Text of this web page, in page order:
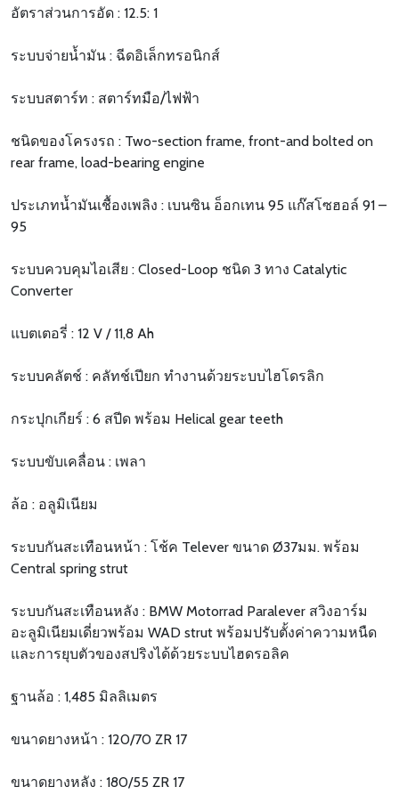
อัตราส่วนการอัด : 12.5: 1
ระบบจ่ายน้ำมัน : ฉีดอิเล็กทรอนิกส์
ระบบสตาร์ท : สตาร์ทมือ/ไฟฟ้า
ชนิดของโครงรถ : Two-section frame, front-and bolted on
rear frame, load-bearing engine
ประเภทน้ำมันเชื้องเพลิง : เบนซิน อ็อกเทน 95 แก๊สโซฮอล์ 91 –
95
ระบบควบคุมไอเสีย : Closed-Loop ชนิด 3 ทาง Catalytic
Converter
แบตเตอรี่ : 12 V / 11,8 Ah
ระบบคลัตช์ : คลัทช์เปียก ทำงานด้วยระบบไฮโดรลิก
กระปุกเกียร์ : 6 สปีด พร้อม Helical gear teeth
ระบบขับเคลื่อน : เพลา
ล้อ : อลูมิเนียม
ระบบกันสะเทือนหน้า : โช้ค Telever ขนาด Ø37มม. พร้อม
Central spring strut
ระบบกันสะเทือนหลัง : BMW Motorrad Paralever สวิงอาร์ม
อะลูมิเนียมเดี่ยวพร้อม WAD strut พร้อมปรับตั้งค่าความหนืด
และการยุบตัวของสปริงได้ด้วยระบบไฮดรอลิค
ฐานล้อ : 1,485 มิลลิเมตร
ขนาดยางหน้า : 120/70 ZR 17
ขนาดยางหลัง : 180/55 ZR 17